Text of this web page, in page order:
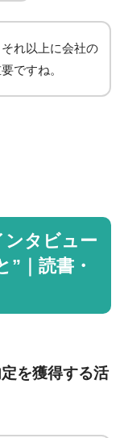
れ以上に会社の
ですね。
ンタビュー
｜読書・
を獲得する活